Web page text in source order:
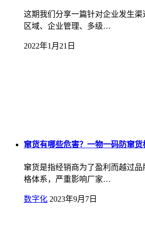
这期我们分享一篇针对企业发生
区域、企业管理、多级…
2022年1月21日
窜货有哪些危害？一物一码防窜
窜货是指经销商为了盈利而越过
格体系，严重影响厂家…
数字化 2023年9月7日